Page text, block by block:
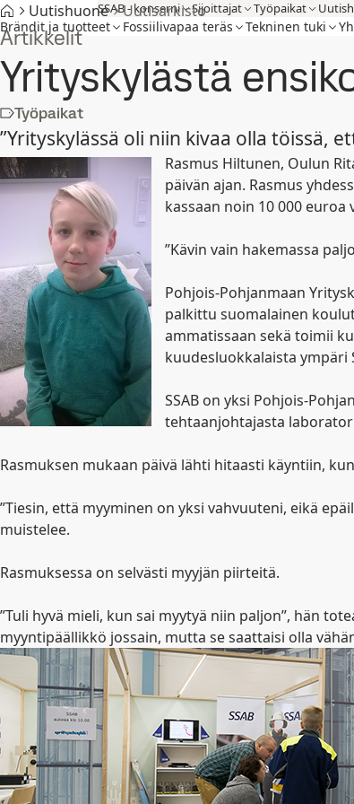
SSAB - konserni Sijoittajat Työpaikat
Brändit ja tuotteet Fossiilivapaa teräs Tekninen tuki
Uutishuone Uutisarkisto
Artikkelit
Yrityskylästä
Työpaikat
”Yrityskylässä oli niin kivaa olla töissä,
Rasmus Hiltunen, Oulun
päivän ajan. Rasmus
kassaan noin 10 000
”Kävin vain hakemassa
Pohjois-Pohjanmaan
palkittu suomalainen
ammatissaan sekä toimii
kuudesluokkalaista ympäri
SSAB on yksi Pohjois-
tehtaanjohtajasta
Rasmuksen mukaan päivä lähti hitaasti käyntiin,
”Tiesin, että myyminen on yksi vahvuuteni, eikä
muistelee.
Rasmuksessa on selvästi myyjän piirteitä.
”Tuli hyvä mieli, kun sai myytyä niin paljon”, hän
myyntipäällikkö jossain, mutta se saattaisi olla